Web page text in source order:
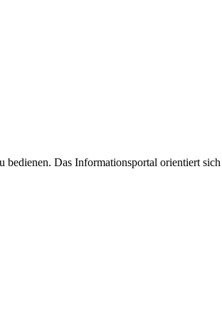
Das Informationsportal orientiert sich